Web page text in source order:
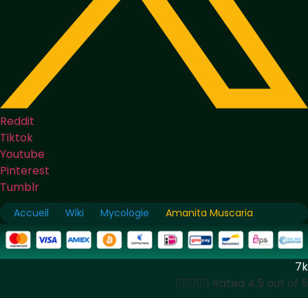
Reddit
Tiktok
Youtube
Pinterest
Tumblr
Accueil Wiki Mycologie Amanita Muscaria
7k
 Rated 4.5 out of 5